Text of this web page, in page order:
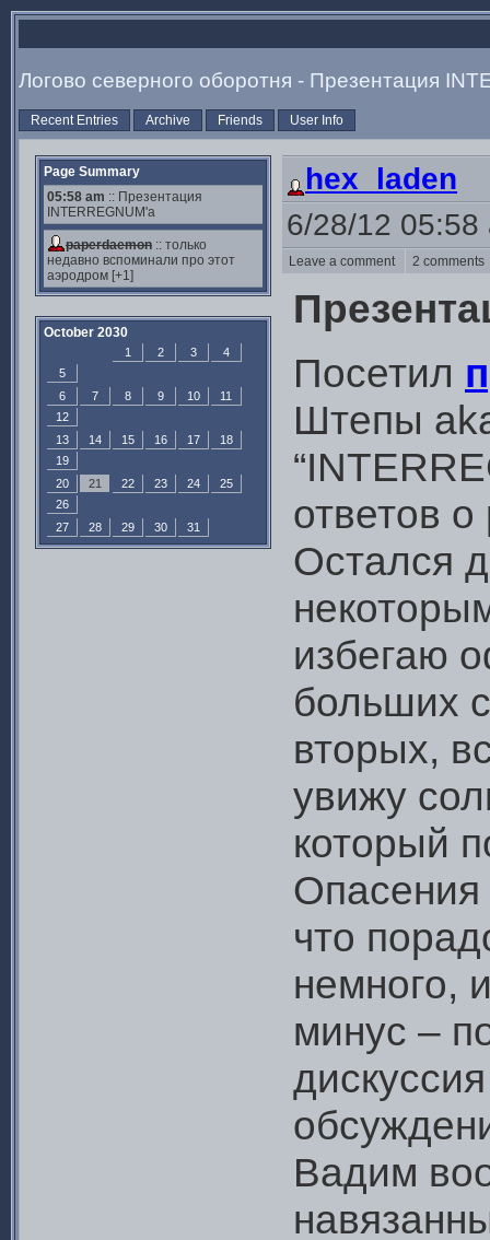
Логово северного оборотня - Презентация
Recent Entries Archive Friends User Info
Page Summary
05:58 am :: Презентация
INTERREGNUM'а
paperdaemon :: только
недавно вспоминали про этот
аэродром [+1]
October 2030
1 2 3
4
5
6
7 8 9 10
11
12
13
14 15 16 17
18
19
20
21 22 23 24
25
26
27
28 29 30 31
hex_laden
6/28/12 05:58
Leave a comment 2
Посетил
Штепы
ответов о
Остался
избегаю
больших
вторых,
увижу
который
Опасения
что
немного,
минус –
Вадим